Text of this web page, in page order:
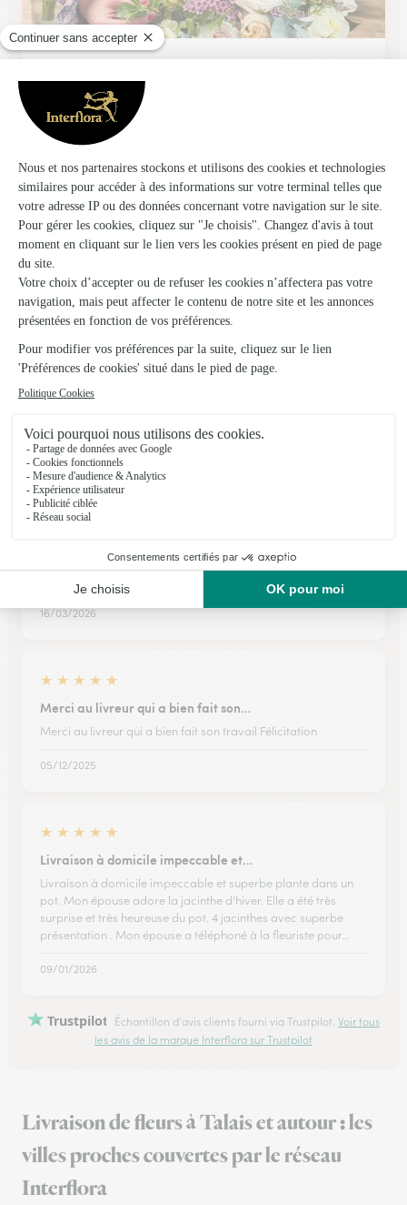
★ ★★★★4.7 (57)
5, rue Carnot
Voir la boutique
Ils ont fait livrer des fleurs ou une plante à
Talais
★ ★ ★ ★ ★
Satisfaites !
Livré correctement Propre et frais les fleurs sont parfaites
13/02/2026
16/03/2026
★ ★ ★ ★ ★
Merci au livreur qui a bien fait son…
Merci au livreur qui a bien fait son travail Félicitation
05/12/2025
★ ★ ★ ★ ★
Livraison à domicile impeccable et…
Livraison à domicile impeccable et superbe plante dans un
pot. Mon épouse adore la jacinthe d'hiver. Elle a été très
surprise et très heureuse du pot. 4 jacinthes avec superbe
présentation . Mon épouse a téléphoné à la fleuriste pour…
09/01/2026
Trustpilot Échantillon d'avis clients fourni via Trustpilot. Voir tous
les avis de la marque Interflora sur Trustpilot
Livraison de fleurs à Talais et autour : les
villes proches couvertes par le réseau
Interflora